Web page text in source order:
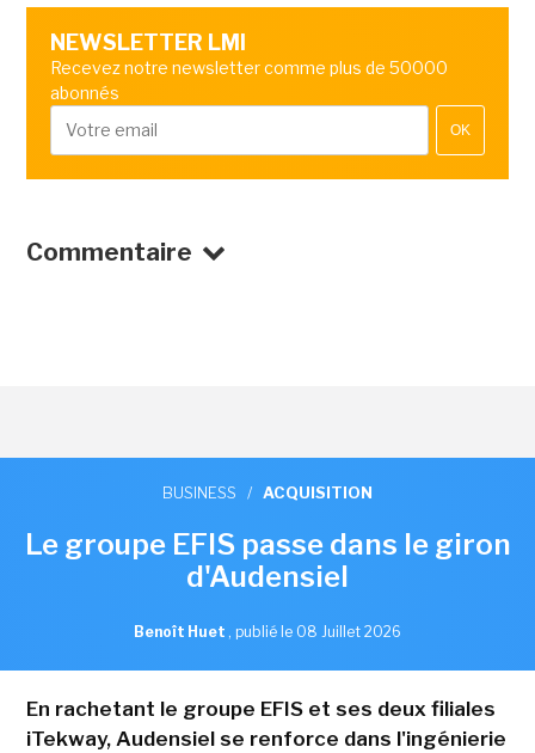
NEWSLETTER LMI
Recevez notre newsletter comme plus de 50000
abonnés
OK
Commentaire
BUSINESS / ACQUISITION
Le groupe EFIS passe dans le giron
d'Audensiel
Benoît Huet , publié le 08 Juillet 2026
En rachetant le groupe EFIS et ses deux filiales
iTekway, Audensiel se renforce dans l'ingénierie